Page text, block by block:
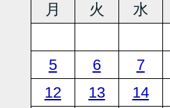
月 火 水
5
6 7
12
13 14